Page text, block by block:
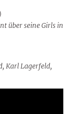
über seine Girls in
Karl Lagerfeld,